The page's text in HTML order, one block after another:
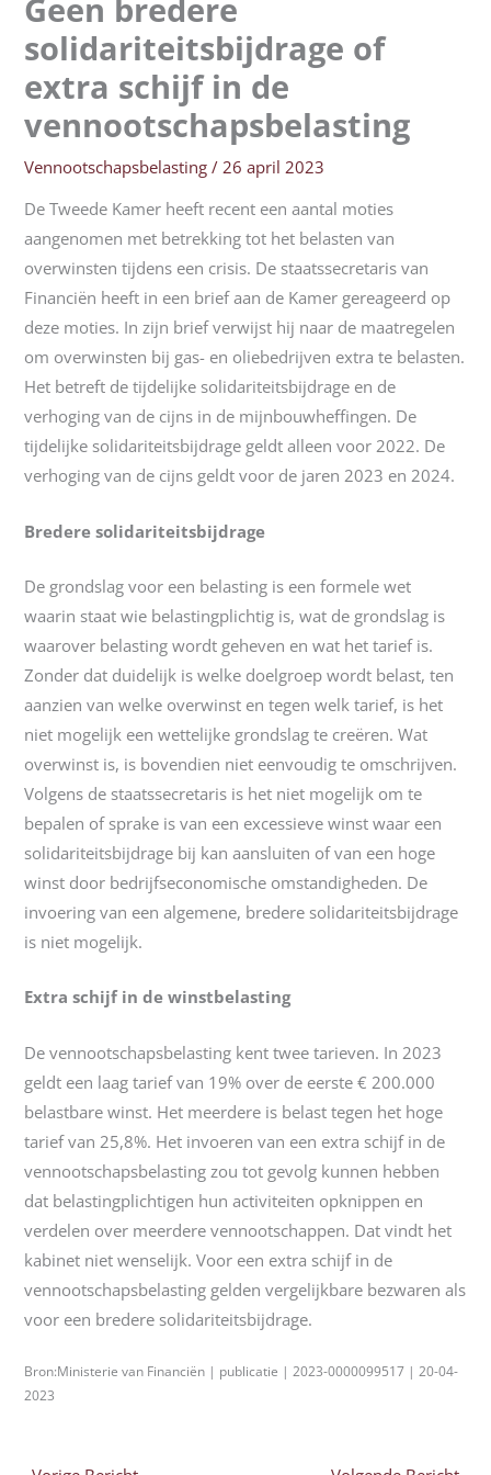
Geen bredere
solidariteitsbijdrage of
extra schijf in de
vennootschapsbelasting
Vennootschapsbelasting / 26 april 2023
De Tweede Kamer heeft recent een aantal moties
aangenomen met betrekking tot het belasten van
overwinsten tijdens een crisis. De staatssecretaris van
Financiën heeft in een brief aan de Kamer gereageerd op
deze moties. In zijn brief verwijst hij naar de maatregelen
om overwinsten bij gas- en oliebedrijven extra te belasten.
Het betreft de tijdelijke solidariteitsbijdrage en de
verhoging van de cijns in de mijnbouwheffingen. De
tijdelijke solidariteitsbijdrage geldt alleen voor 2022. De
verhoging van de cijns geldt voor de jaren 2023 en 2024.
Bredere solidariteitsbijdrage
De grondslag voor een belasting is een formele wet
waarin staat wie belastingplichtig is, wat de grondslag is
waarover belasting wordt geheven en wat het tarief is.
Zonder dat duidelijk is welke doelgroep wordt belast, ten
aanzien van welke overwinst en tegen welk tarief, is het
niet mogelijk een wettelijke grondslag te creëren. Wat
overwinst is, is bovendien niet eenvoudig te omschrijven.
Volgens de staatssecretaris is het niet mogelijk om te
bepalen of sprake is van een excessieve winst waar een
solidariteitsbijdrage bij kan aansluiten of van een hoge
winst door bedrijfseconomische omstandigheden. De
invoering van een algemene, bredere solidariteitsbijdrage
is niet mogelijk.
Extra schijf in de winstbelasting
De vennootschapsbelasting kent twee tarieven. In 2023
geldt een laag tarief van 19% over de eerste € 200.000
belastbare winst. Het meerdere is belast tegen het hoge
tarief van 25,8%. Het invoeren van een extra schijf in de
vennootschapsbelasting zou tot gevolg kunnen hebben
dat belastingplichtigen hun activiteiten opknippen en
verdelen over meerdere vennootschappen. Dat vindt het
kabinet niet wenselijk. Voor een extra schijf in de
vennootschapsbelasting gelden vergelijkbare bezwaren als
voor een bredere solidariteitsbijdrage.
Bron:Ministerie van Financiën | publicatie | 2023-0000099517 | 20-04-
2023